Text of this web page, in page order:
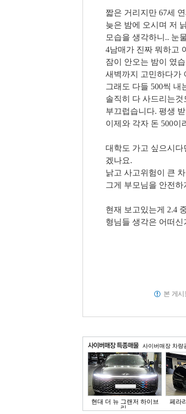
짧은 거리지만 67세
늦은 밤에 오시며 저
모습을 생각하니.. 눈
4남매가 진짜 뭐하고
잠이 안오는 밤이 였
새벽까지 고민하다가
그래도 다들 500씩 내
솔직히 다 사드리는
부끄럽습니다. 평생
이제와 각자 돈 500이
대학도 가고 싶으시
겠나요.
낡고 사고위험이 큰
그게 부모님을 안전
현재 보고있는게 2.4
형님들 생각은 어떠신
본 게
사이버매장 차량
현대 더 뉴 그랜저 하이브
리..
페라